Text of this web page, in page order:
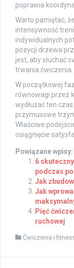
poprawia
Warto pamiętać,
intensywność
indywidualnych
pozycji drzewa
jest, aby słuchać
trwania ćwiczenia.
W początkowej
równowagi przez
wydłużać ten
przymusowe
Właściwe
osiągnięcie
Powiązane wpisy:
6
podczas
Jak
Jak
Pięć
ruchowej
Ćwiczenia i